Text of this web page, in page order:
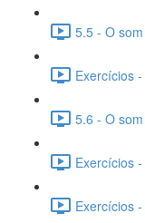
5.5 - O
Exercícios
5.6 - O
Exercícios
Exercícios